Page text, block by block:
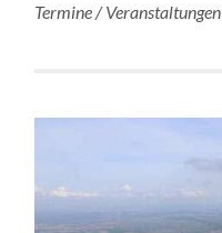
Termine / Veranstaltungen